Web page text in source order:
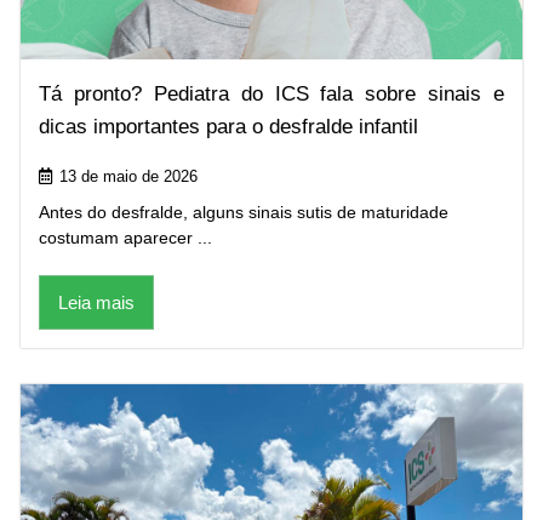
Tá pronto? Pediatra do ICS fala sobre sinais e
dicas importantes para o desfralde infantil
13 de maio de 2026
Antes do desfralde, alguns sinais sutis de maturidade
costumam aparecer ...
Leia mais